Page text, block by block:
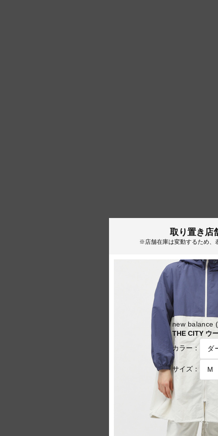
取り置き店
※店舗在庫は変動するため、
new balance
THE CITY ウ
カラー：
サイズ：